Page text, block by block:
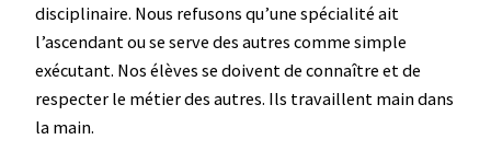
disciplinaire. Nous refusons qu’une spécialité ait
l’ascendant ou se serve des autres comme simple
exécutant. Nos élèves se doivent de connaître et de
respecter le métier des autres. Ils travaillent main dans
la main.